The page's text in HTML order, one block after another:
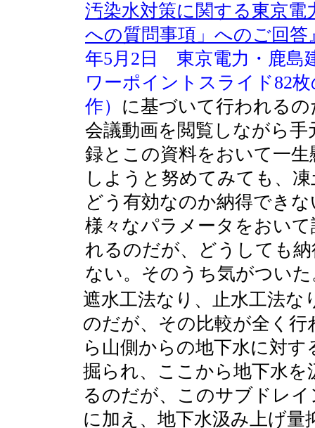
汚染水対策に関する東京電
への質問事項」へのご回答
年5月2日 東京電力・鹿島
ワーポイントスライド82
作） に基づいて行われるの
会議動画を閲覧しながら手
録とこの資料をおいて一生
しようと努めてみても、
どう有効なのか納得できな
様々なパラメータをおいて
れるのだが、どうしても
ない。そのうち気がついた
遮水工法なり、止水工法
のだが、その比較が全く
ら山側からの地下水に対
掘られ、ここから地下水
るのだが、このサブドレ
に加え、地下水汲み上げ